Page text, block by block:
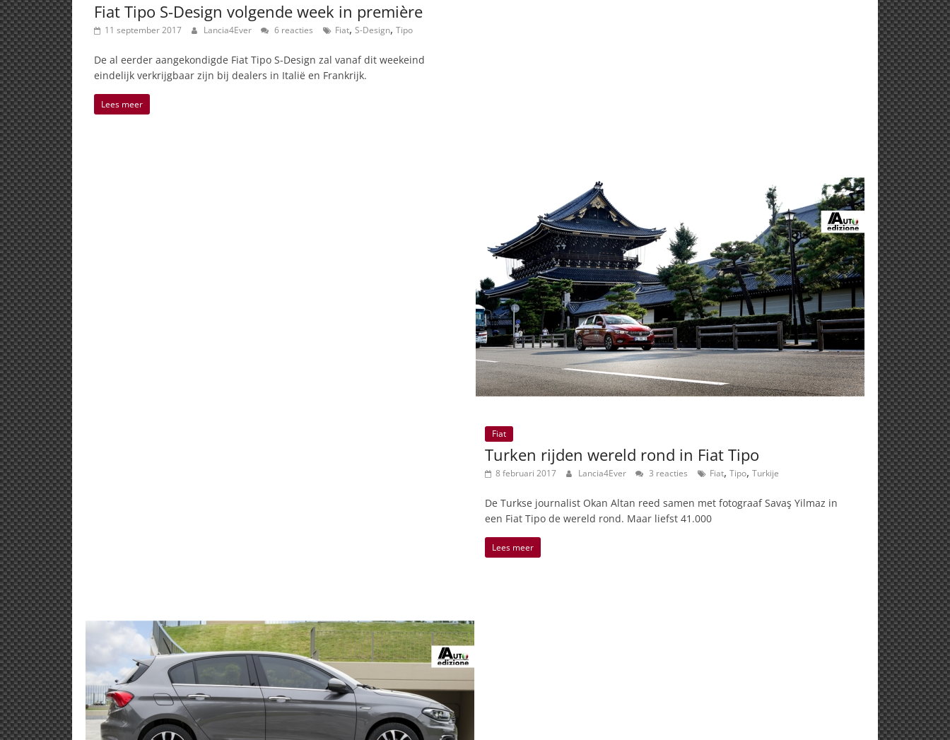
Fiat Tipo S-Design volgende week in première
11 september 2017 Lancia4Ever 6 reacties Fiat, S-Design, Tipo
De al eerder aangekondigde Fiat Tipo S-Design zal vanaf dit weekeind
eindelijk verkrijgbaar zijn bij dealers in Italië en Frankrijk.
Lees meer
Fiat
Turken rijden wereld rond in Fiat Tipo
8 februari 2017 Lancia4Ever 3 reacties Fiat, Tipo, Turkije
De Turkse journalist Okan Altan reed samen met fotograaf Savaş Yilmaz in
een Fiat Tipo de wereld rond. Maar liefst 41.000
Lees meer